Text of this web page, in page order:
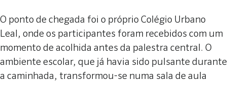
O ponto de chegada foi o próprio Colégio Urbano
Leal, onde os participantes foram recebidos com um
momento de acolhida antes da palestra central. O
ambiente escolar, que já havia sido pulsante durante
a caminhada, transformou-se numa sala de aula